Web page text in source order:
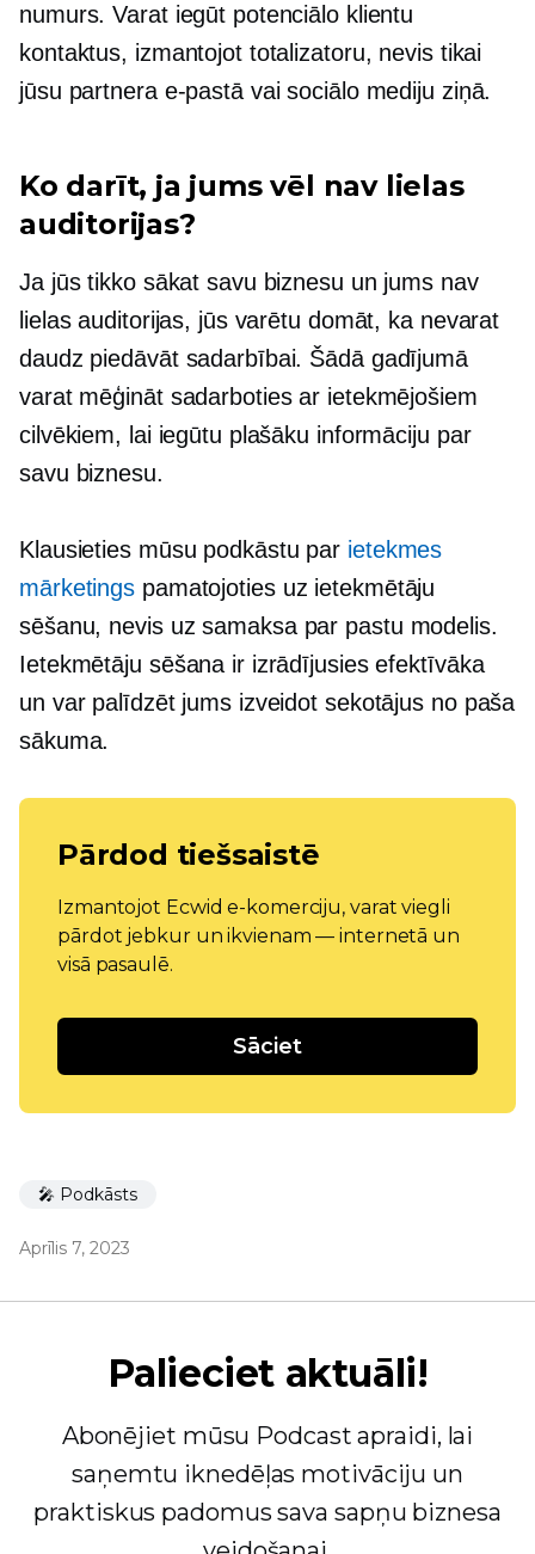
numurs. Varat iegūt potenciālo klientu
kontaktus, izmantojot totalizatoru, nevis tikai
jūsu partnera e-pastā vai sociālo mediju ziņā.
Ko darīt, ja jums vēl nav lielas
auditorijas?
Ja jūs tikko sākat savu biznesu un jums nav
lielas auditorijas, jūs varētu domāt, ka nevarat
daudz piedāvāt sadarbībai. Šādā gadījumā
varat mēģināt sadarboties ar ietekmējošiem
cilvēkiem, lai iegūtu plašāku informāciju par
savu biznesu.
Klausieties mūsu podkāstu par ietekmes
mārketings pamatojoties uz ietekmētāju
sēšanu, nevis uzsamaksa par pastu modelis.
Ietekmētāju sēšana ir izrādījusies efektīvāka
un var palīdzēt jums izveidot sekotājus no paša
sākuma.
Pārdod tiešsaistē
Izmantojot Ecwid e-komerciju, varat viegli
pārdot jebkur un ikvienam — internetā un
visā pasaulē.
Sāciet
🎤 Podkāsts
Aprīlis 7, 2023
Palieciet aktuāli!
Abonējiet mūsu Podcast apraidi, lai
saņemtu iknedēļas motivāciju un
praktiskus padomus sava sapņu biznesa